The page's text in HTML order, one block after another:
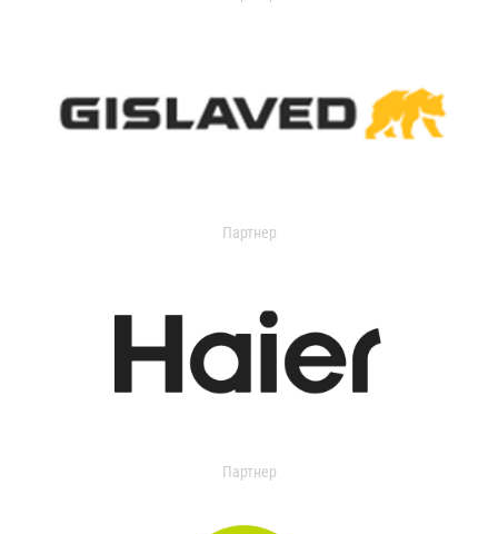
Партнер
Партнер